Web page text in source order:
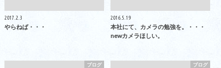
2017.2.3
やらねば・・・
2016.5.19
本社にて、カメラの勉強を。・・・
newカメラほしい。
ブログ ブログ